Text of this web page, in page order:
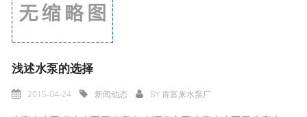
浅述水泵的选择
2015-04-24 新闻动态 BY肯富来水泵厂